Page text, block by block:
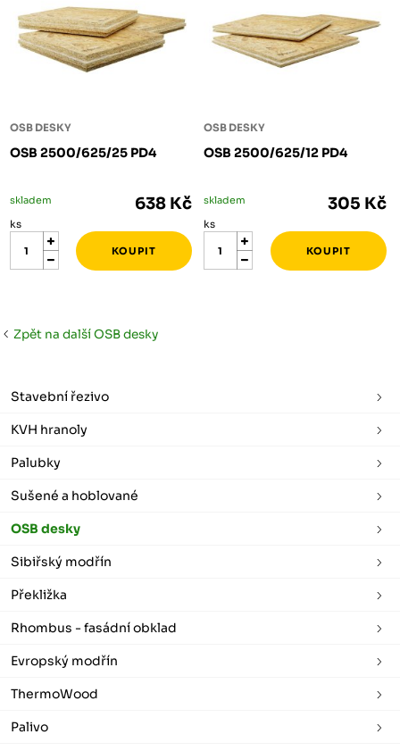
OSB DESKY
OSB 2500/625/25 PD4
skladem 638 Kč
ks
OSB DESKY
OSB 2500/625/12 PD4
skladem 305 Kč
ks
Zpět na další OSB desky
Stavební řezivo
KVH hranoly
Palubky
Sušené a hoblované
OSB desky
Sibiřský modřín
Překližka
Rhombus - fasádní obklad
Evropský modřín
ThermoWood
Palivo